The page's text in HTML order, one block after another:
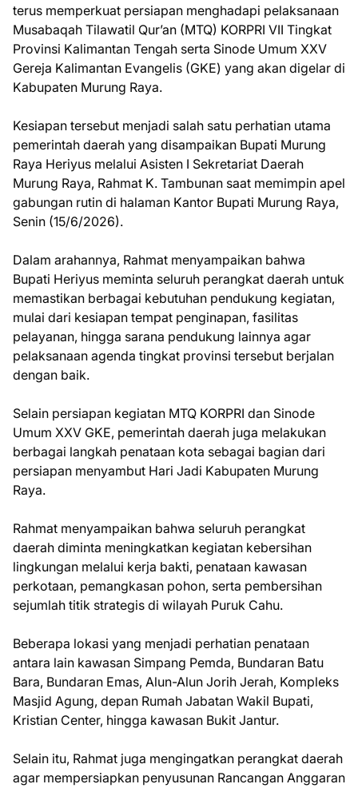
terus memperkuat persiapan menghadapi pelaksanaan
Musabaqah Tilawatil Qur’an (MTQ) KORPRI VII Tingkat
Provinsi Kalimantan Tengah serta Sinode Umum XXV
Gereja Kalimantan Evangelis (GKE) yang akan digelar di
Kabupaten Murung Raya.
Kesiapan tersebut menjadi salah satu perhatian utama
pemerintah daerah yang disampaikan Bupati Murung
Raya Heriyus melalui Asisten I Sekretariat Daerah
Murung Raya, Rahmat K. Tambunan saat memimpin apel
gabungan rutin di halaman Kantor Bupati Murung Raya,
Senin (15/6/2026).
Dalam arahannya, Rahmat menyampaikan bahwa
Bupati Heriyus meminta seluruh perangkat daerah untuk
memastikan berbagai kebutuhan pendukung kegiatan,
mulai dari kesiapan tempat penginapan, fasilitas
pelayanan, hingga sarana pendukung lainnya agar
pelaksanaan agenda tingkat provinsi tersebut berjalan
dengan baik.
Selain persiapan kegiatan MTQ KORPRI dan Sinode
Umum XXV GKE, pemerintah daerah juga melakukan
berbagai langkah penataan kota sebagai bagian dari
persiapan menyambut Hari Jadi Kabupaten Murung
Raya.
Rahmat menyampaikan bahwa seluruh perangkat
daerah diminta meningkatkan kegiatan kebersihan
lingkungan melalui kerja bakti, penataan kawasan
perkotaan, pemangkasan pohon, serta pembersihan
sejumlah titik strategis di wilayah Puruk Cahu.
Beberapa lokasi yang menjadi perhatian penataan
antara lain kawasan Simpang Pemda, Bundaran Batu
Bara, Bundaran Emas, Alun-Alun Jorih Jerah, Kompleks
Masjid Agung, depan Rumah Jabatan Wakil Bupati,
Kristian Center, hingga kawasan Bukit Jantur.
Selain itu, Rahmat juga mengingatkan perangkat daerah
agar mempersiapkan penyusunan Rancangan Anggaran